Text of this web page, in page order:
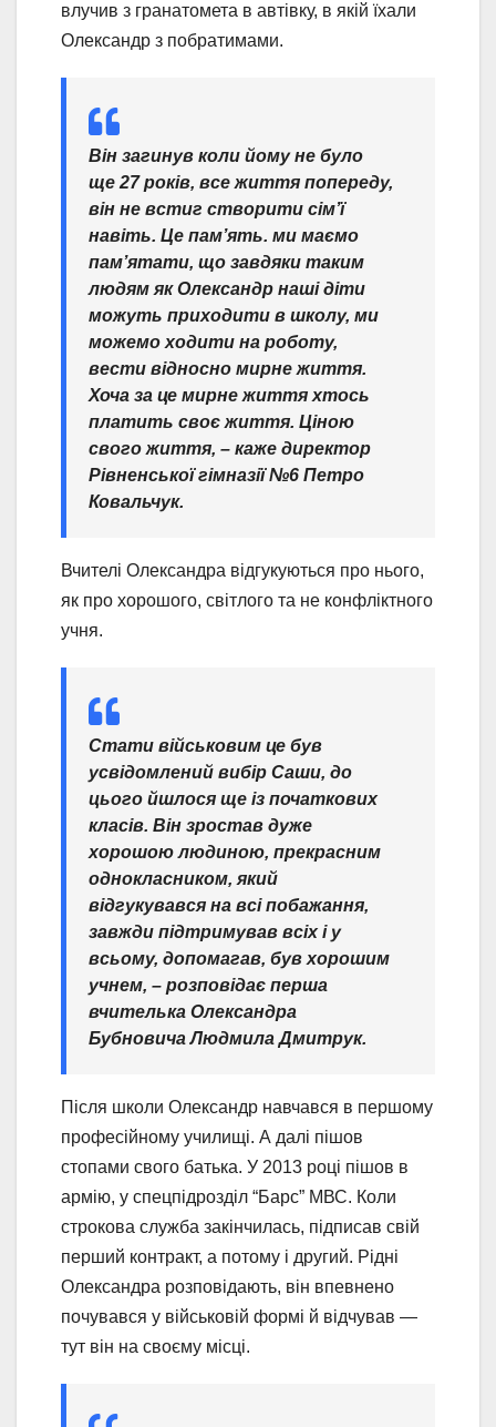
влучив з гранатомета в автівку, в якій їхали
Олександр з побратимами.
Він загинув коли йому не було
ще 27 років, все життя попереду,
він не встиг створити сім’ї
навіть. Це пам’ять. ми маємо
пам’ятати, що завдяки таким
людям як Олександр наші діти
можуть приходити в школу, ми
можемо ходити на роботу,
вести відносно мирне життя.
Хоча за це мирне життя хтось
платить своє життя. Ціною
свого життя, – каже директор
Рівненської гімназії №6 Петро
Ковальчук.
Вчителі Олександра відгукуються про нього,
як про хорошого, світлого та не конфліктного
учня.
Стати військовим це був
усвідомлений вибір Саши, до
цього йшлося ще із початкових
класів. Він зростав дуже
хорошою людиною, прекрасним
однокласником, який
відгукувався на всі побажання,
завжди підтримував всіх і у
всьому, допомагав, був хорошим
учнем, – розповідає перша
вчителька Олександра
Бубновича Людмила Дмитрук.
Після школи Олександр навчався в першому
професійному училищі. А далі пішов
стопами свого батька. У 2013 році пішов в
армію, у спецпідрозділ “Барс” МВС. Коли
строкова служба закінчилась, підписав свій
перший контракт, а потому і другий. Рідні
Олександра розповідають, він впевнено
почувався у військовій формі й відчував —
тут він на своєму місці.